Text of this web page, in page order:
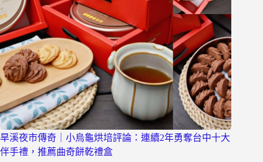
旱溪夜市傳奇｜小烏龜烘培評論：連續2年勇奪台中十大
伴手禮，推薦曲奇餅乾禮盒